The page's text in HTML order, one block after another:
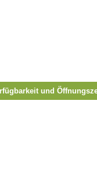
und